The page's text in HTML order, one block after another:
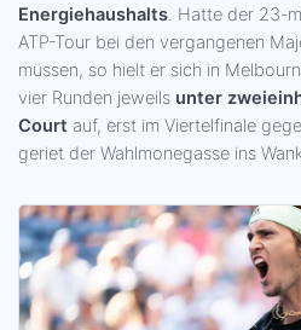
Energiehaushalts. Hatte der 23-
ATP-Tour bei den vergangenen
müssen, so hielt er sich in
vier Runden jeweils unter
Court auf, erst im Viertelfinale
geriet der Wahlmonegasse ins